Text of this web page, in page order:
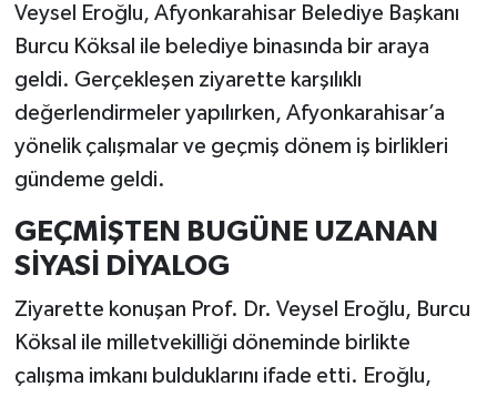
Veysel Eroğlu, Afyonkarahisar Belediye Başkanı
Burcu Köksal ile belediye binasında bir araya
geldi. Gerçekleşen ziyarette karşılıklı
değerlendirmeler yapılırken, Afyonkarahisar’a
yönelik çalışmalar ve geçmiş dönem iş birlikleri
gündeme geldi.
GEÇMİŞTEN BUGÜNE UZANAN
SİYASİ DİYALOG
Ziyarette konuşan Prof. Dr. Veysel Eroğlu, Burcu
Köksal ile milletvekilliği döneminde birlikte
çalışma imkanı bulduklarını ifade etti. Eroğlu,